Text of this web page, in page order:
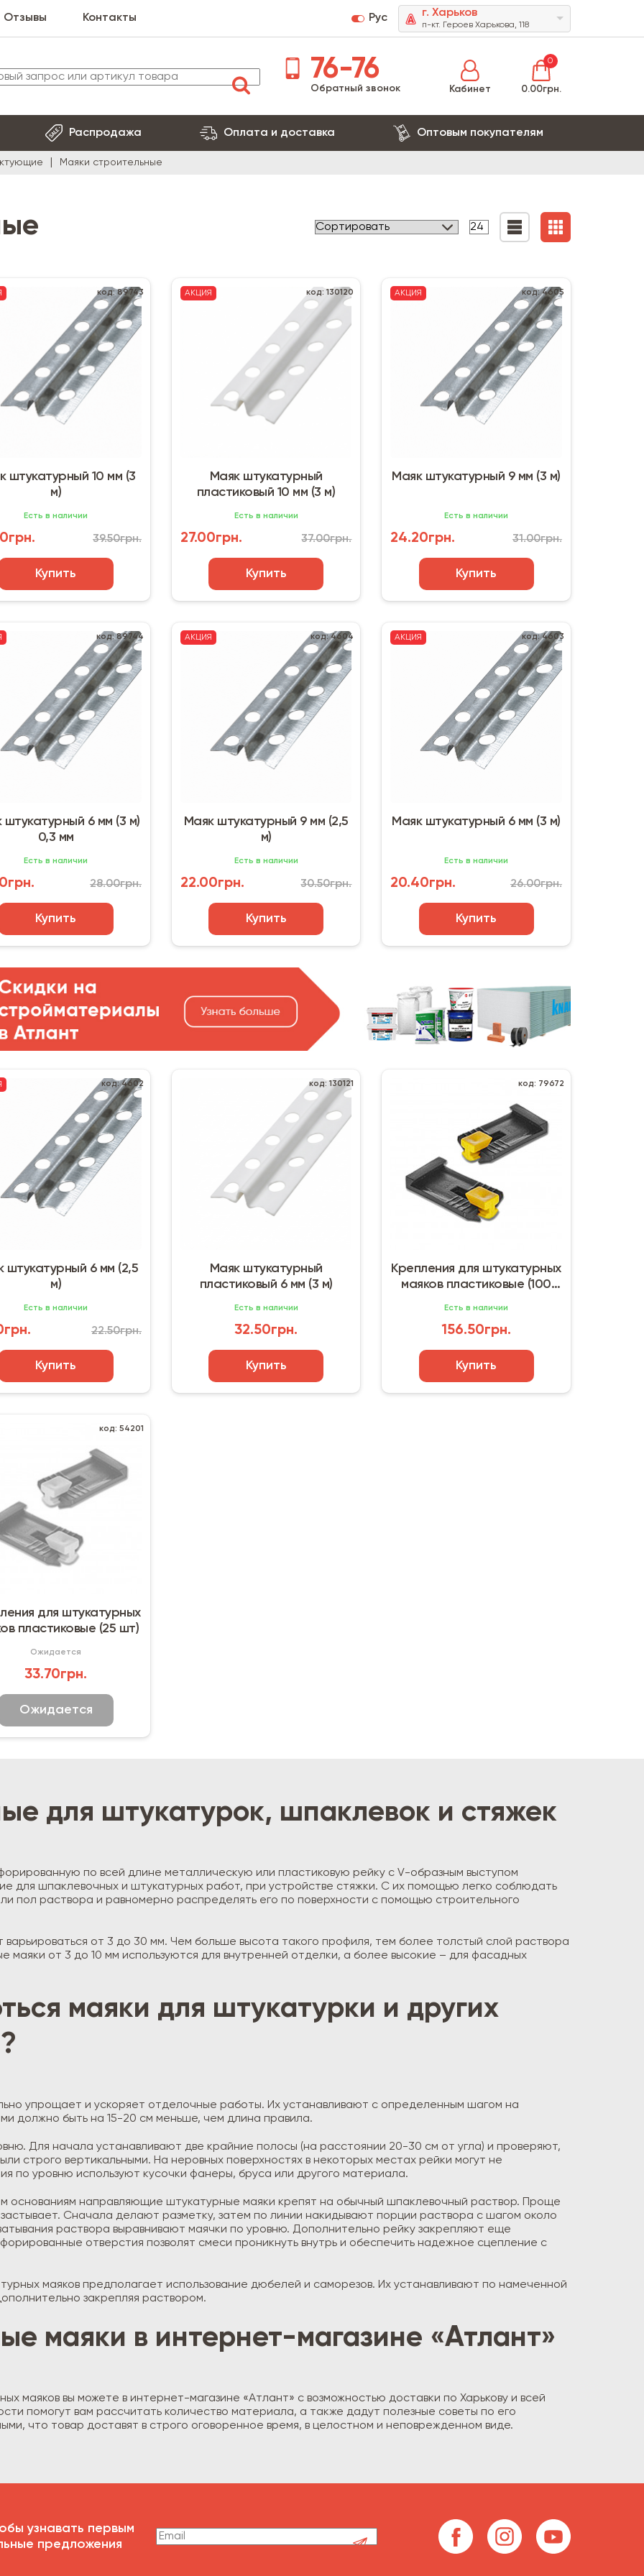
Отзывы Контакты Рус г. Харьков
п-кт. Героев Харькова, 118
76-76
Обратный звонок Кабинет
0
0.00грн.
Распродажа Оплата и доставка Оптовым покупателям
Маяки строительные
код: 89743
штукатурный 10 мм (3
м)
Есть в наличии
39.50грн.
Купить
АКЦИЯ код: 130120
Маяк штукатурный
пластиковый 10 мм (3 м)
Есть в наличии
27.00грн. 37.00грн.
Купить
АКЦИЯ код: 4605
Маяк штукатурный 9 мм (3 м)
Есть в наличии
24.20грн. 31.00грн.
Купить
код: 89744
штукатурный 6 мм (3 м)
0,3 мм
Есть в наличии
28.00грн.
Купить
АКЦИЯ код: 4604
Маяк штукатурный 9 мм (2,5
м)
Есть в наличии
22.00грн. 30.50грн.
Купить
АКЦИЯ код: 4603
Маяк штукатурный 6 мм (3 м)
Есть в наличии
20.40грн. 26.00грн.
Купить
код: 4602
штукатурный 6 мм (2,5
м)
Есть в наличии
22.50грн.
Купить
код: 130121
Маяк штукатурный
пластиковый 6 мм (3 м)
Есть в наличии
32.50грн.
Купить
код: 79672
Крепления для штукатурных
маяков пластиковые (100
Есть в наличии
156.50грн.
Купить
код: 54201
для штукатурных
пластиковые (25 шт)
Ожидается
33.70грн.
Ожидается
для штукатурок, шпаклевок и стяжек
по всей длине металлическую или пластиковую рейку с V-образным выступом
для шпаклевочных и штукатурных работ, при устройстве стяжки. С их помощью легко соблюдать
пол раствора и равномерно распределять его по поверхности с помощью строительного
от 3 до 30 мм. Чем больше высота такого профиля, тем более толстый слой раствора
маяки от 3 до 10 мм используются для внутренней отделки, а более высокие – для фасадных
маяки для штукатурки и других
упрощает и ускоряет отделочные работы. Их устанавливают с определенным шагом на
должно быть на 15-20 см меньше, чем длина правила.
Для начала устанавливают две крайние полосы (на расстоянии 20-30 см от угла) и проверяют,
строго вертикальными. На неровных поверхностях в некоторых местах рейки могут не
по уровню используют кусочки фанеры, бруса или другого материала.
основаниям направляющие штукатурные маяки крепят на обычный шпаклевочный раствор. Проще
застывает. Сначала делают разметку, затем по линии накидывают порции раствора с шагом около
раствора выравнивают маячки по уровню. Дополнительно рейку закрепляют еще
отверстия позволят смеси проникнуть внутрь и обеспечить надежное сцепление с
маяков предполагает использование дюбелей и саморезов. Их устанавливают по намеченной
закрепляя раствором.
маяки в интернет-магазине «Атлант»
маяков вы можете в интернет-магазине «Атлант» с возможностью доставки по Харькову и всей
помогут вам рассчитать количество материала, а также дадут полезные советы по его
что товар доставят в строго оговоренное время, в целостном и неповрежденном виде.
узнавать первым
предложения